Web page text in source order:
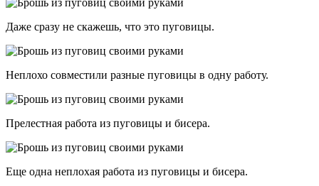
Даже сразу не скажешь, что это пуговицы.
Неплохо совместили разные пуговицы в одну работу.
Прелестная работа из пуговицы и бисера.
Еще одна неплохая работа из пуговицы и бисера.